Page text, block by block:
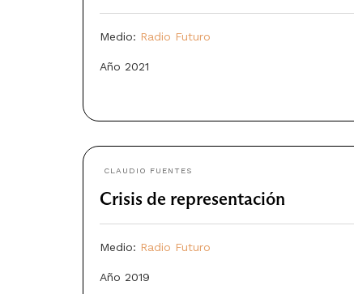
Medio: Radio Futuro
Año 2021
CLAUDIO FUENTES
Crisis de representación
Medio: Radio Futuro
Año 2019